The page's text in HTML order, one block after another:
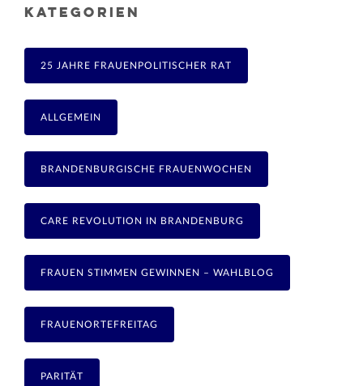
KATEGORIEN
25 JAHRE FRAUENPOLITISCHER RAT
ALLGEMEIN
BRANDENBURGISCHE FRAUENWOCHEN
CARE REVOLUTION IN BRANDENBURG
FRAUEN STIMMEN GEWINNEN – WAHLBLOG
FRAUENORTEFREITAG
PARITÄT